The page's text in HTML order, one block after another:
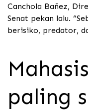
Canchola Bañez,
Senat pekan lalu.
berisiko, predator,
paling